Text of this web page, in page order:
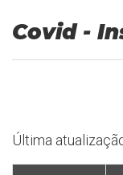
Covid -
Última